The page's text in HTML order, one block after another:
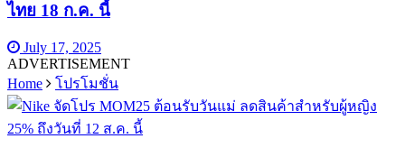
ไทย 18 ก.ค. นี้
July 17, 2025
ADVERTISEMENT
Home
โปรโมชั่น